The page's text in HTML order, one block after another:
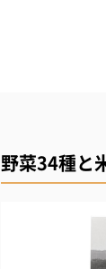
野菜34種と